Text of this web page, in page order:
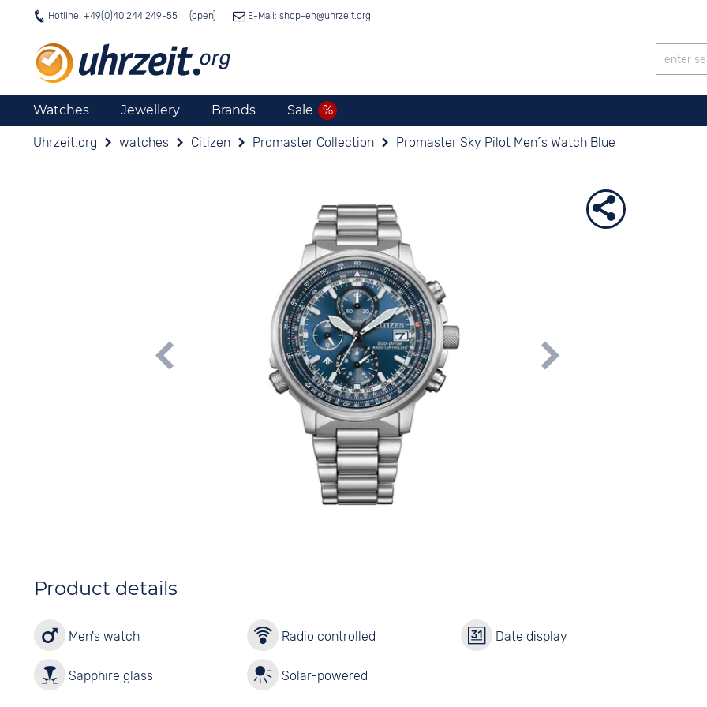
Hotline: +49(0)40 244 249-55 E-Mail: shop-en@uhrzeit.org
Watches Jewellery Brands Sale
Uhrzeit.org watches Citizen Promaster Collection Promaster Sky Pilot Men´s Watch Blue
Product details
Men's watch Radio controlled Date display
Sapphire glass Solar-powered